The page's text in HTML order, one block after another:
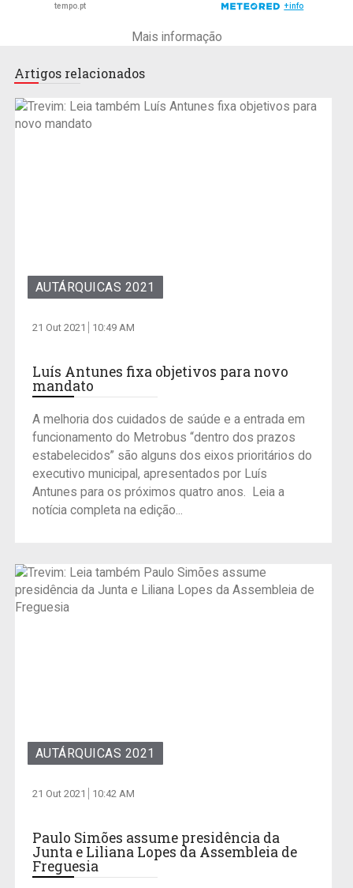
Mais informação
Artigos relacionados
AUTÁRQUICAS 2021
21 Out 2021 10:49 AM
Luís Antunes fixa objetivos para novo
mandato
A melhoria dos cuidados de saúde e a entrada em
funcionamento do Metrobus “dentro dos prazos
estabelecidos” são alguns dos eixos prioritários do
executivo municipal, apresentados por Luís
Antunes para os próximos quatro anos. Leia a
notícia completa na edição...
AUTÁRQUICAS 2021
21 Out 2021 10:42 AM
Paulo Simões assume presidência da
Junta e Liliana Lopes da Assembleia de
Freguesia